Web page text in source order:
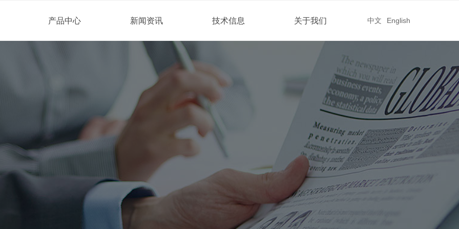
中文 English
产品中心 新闻资讯 技术信息 关于我们